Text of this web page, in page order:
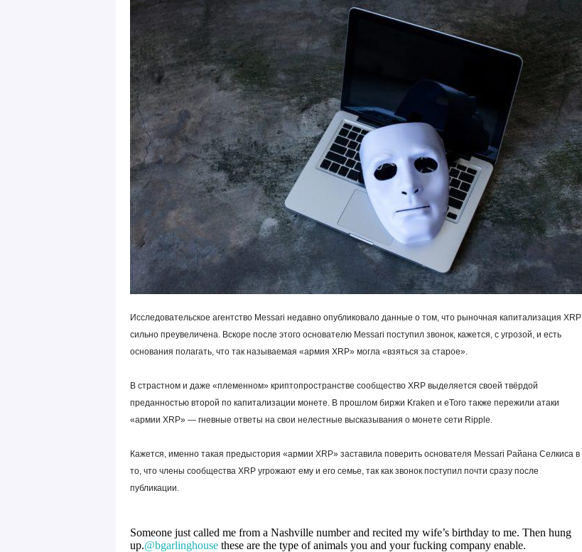
Исследовательское агентство Messari недавно опубликовало данные о том, что рыночная капитализация XRP
сильно преувеличена. Вскоре после этого основателю Messari поступил звонок, кажется, с угрозой, и есть
основания полагать, что так называемая «армия XRP» могла «взяться за старое».
В страстном и даже «племенном» криптопространстве сообщество XRP выделяется своей твёрдой
преданностью второй по капитализации монете. В прошлом биржи Kraken и eToro также пережили атаки
«армии XRP» — гневные ответы на свои нелестные высказывания о монете сети Ripple.
Кажется, именно такая предыстория «армии XRP» заставила поверить основателя Messari Райана Селкиса в
то, что члены сообщества XRP угрожают ему и его семье, так как звонок поступил почти сразу после
публикации.
Someone just called me from a Nashville number and recited my wife’s birthday to me. Then hung
up.@bgarlinghousethese are the type of animals you and your fucking company enable.